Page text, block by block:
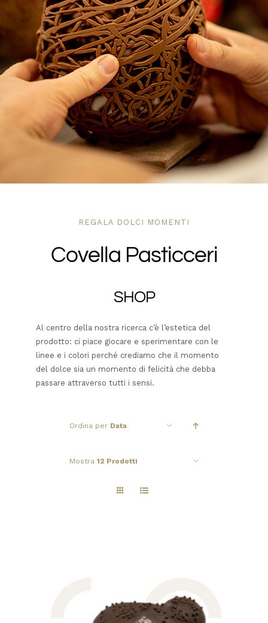
DOVE SIAMO
REGALA DOLCI MOMENTI
Covella Pasticceri
SHOP
Al centro della nostra ricerca c’è l’estetica del
prodotto: ci piace giocare e sperimentare con le
linee e i colori perché crediamo che il momento
del dolce sia un momento di felicità che debba
passare attraverso tutti i sensi.
Ordina per Data
Mostra 12 Prodotti